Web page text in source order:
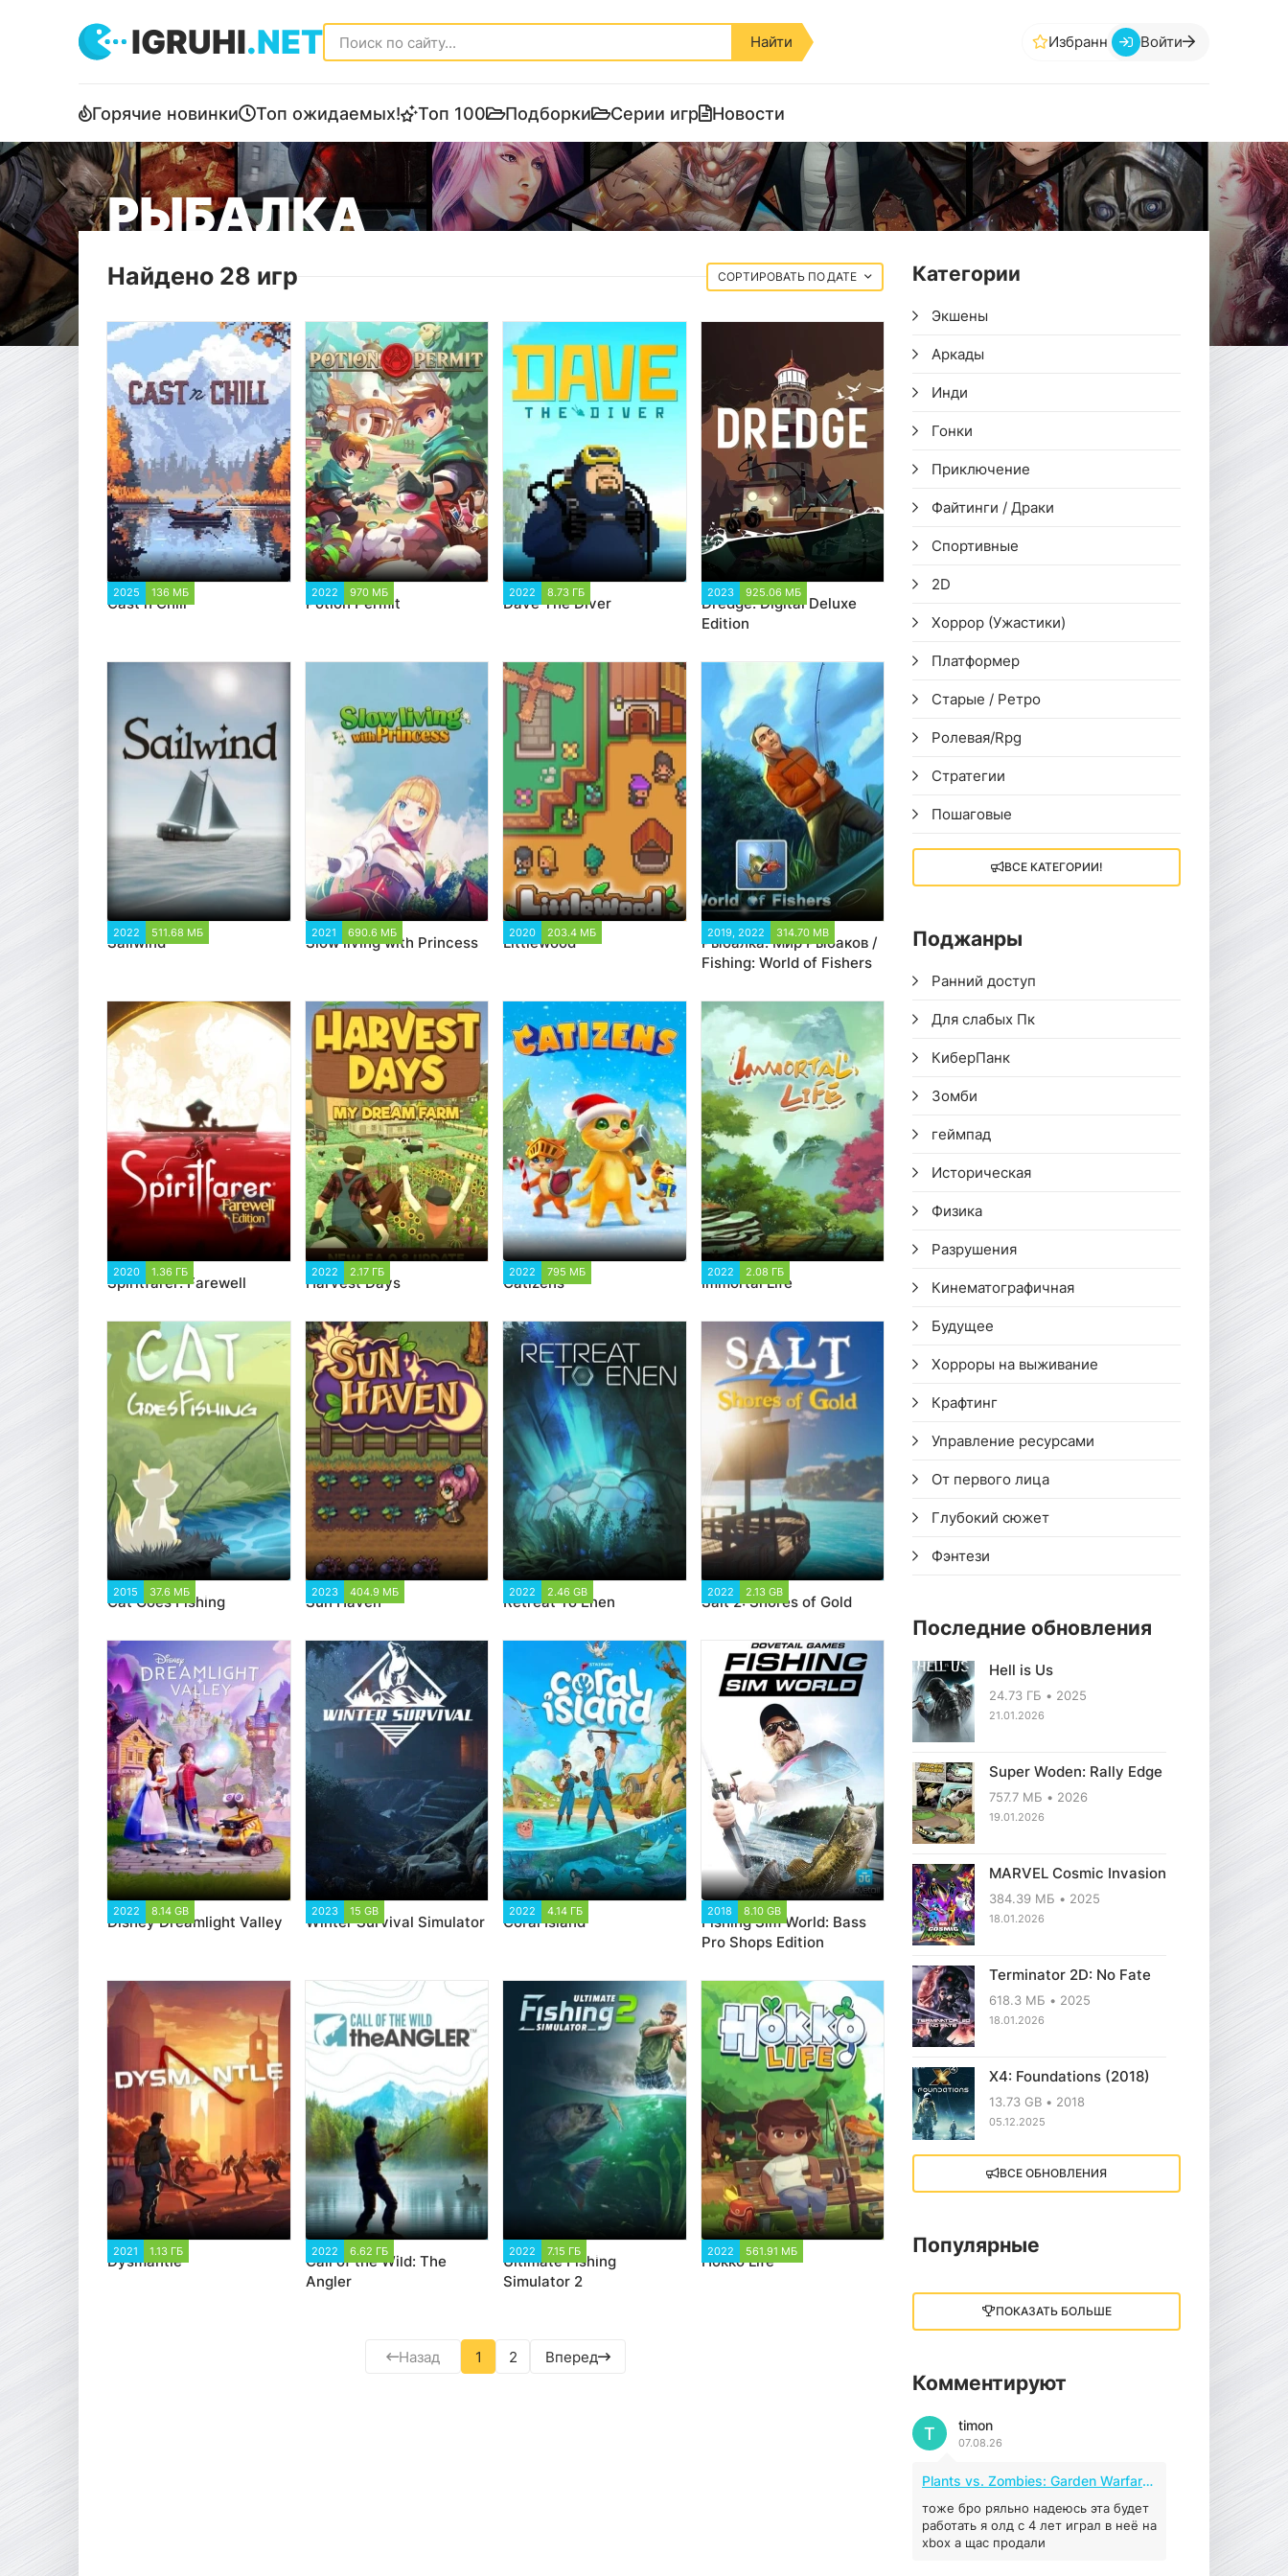
IGRUHI.NET Найти Избранное Войти
Горячие новинки Топ ожидаемых! Топ 100 Подборки Серии игр Новости
РЫБАЛКА
Найдено 28 игр ДАТЕ
2025 136 МБ
Cast n Chill
2022 970 МБ
Potion Permit
2022 8.73 ГБ
Dave The Diver
2023 925.06 МБ
Dredge: Digital Deluxe
Edition
2022 511.68 МБ
Sailwind
2021 690.6 МБ
Slow living with Princess
2020 203.4 МБ
Littlewood
2019, 2022 314.70 MB
Рыбалка: Мир Рыбаков /
Fishing: World of Fishers
2020 1.36 ГБ
Spiritfarer: Farewell
2022 2.17 ГБ
Harvest Days
2022 795 МБ
Catizens
2022 2.08 ГБ
Immortal Life
2015 37.6 МБ
Cat Goes Fishing
2023 404.9 МБ
Sun Haven
2022 2.46 GB
Retreat To Enen
2022 2.13 GB
Salt 2: Shores of Gold
2022 8.14 GB
Disney Dreamlight Valley
2023 15 GB
Winter Survival Simulator
2022 4.14 ГБ
Coral Island
2018 8.10 GB
Fishing Sim World: Bass
Pro Shops Edition
2021 1.13 ГБ
Dysmantle
2022 6.62 ГБ
Call of the Wild: The
Angler
2022 7.15 ГБ
Ultimate Fishing
Simulator 2
2022 561.91 МБ
Hokko Life
Назад 1 2 Вперед
Категории
Экшены
Аркады
Инди
Гонки
Приключение
Файтинги / Драки
Спортивные
2D
Хоррор (Ужастики)
Платформер
Старые / Ретро
Ролевая/Rpg
Стратегии
Пошаговые
ВСЕ КАТЕГОРИИ!
Поджанры
Ранний доступ
Для слабых Пк
КиберПанк
Зомби
геймпад
Историческая
Физика
Разрушения
Кинематографичная
Будущее
Хорроры на выживание
Крафтинг
Управление ресурсами
От первого лица
Глубокий сюжет
Фэнтези
Последние обновления
Hell is Us
24.73 ГБ 2025
21.01.2026
Super Woden: Rally Edge
757.7 МБ 2026
19.01.2026
MARVEL Cosmic Invasion
384.39 МБ 2025
18.01.2026
Terminator 2D: No Fate
618.3 МБ 2025
18.01.2026
X4: Foundations (2018)
13.73 GB 2018
05.12.2025
Little Nightmares III
4.96 ГБ 2023
MAFIA: THE OLD
COUNTRY
44.98 ГБ
04.12.2025
Red Chaos - The Strict
Order
5.43 ГБ 2025
04.12.2025
ВСЕ ОБНОВЛЕНИЯ
Популярные
ПОКАЗАТЬ БОЛЬШЕ
Комментируют
timon
07.08.26
T
Plants vs. Zombies: Garden Warfare 2 (2016)
тоже бро ряльно надеюсь эта будет
работать я олд с 4 лет играл в неё на
xbox а щас продали